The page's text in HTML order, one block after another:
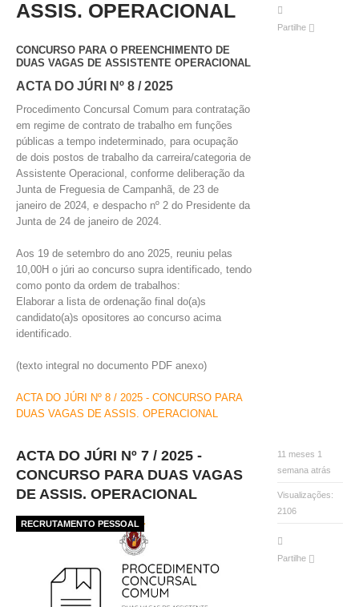
CANÍDEOS
CEMITÉRIO
RECENSEAMENTO ELEITORAL
VENDA AMBULANTE
EMPREGO (GIP)
O GABINETE
APOIO AOS DESEMPREGADOS
APOIO ÀS EMPRESAS
OFERTAS DE EMPREGO
CONTACTO E HORÁRIO GIP
CONTACTOS
ASSIS. OPERACIONAL
CONCURSO PARA O PREENCHIMENTO DE
DUAS VAGAS DE ASSISTENTE OPERACIONAL
ACTA DO JÚRI Nº 8 / 2025
Procedimento Concursal Comum para contratação
em regime de contrato de trabalho em funções
públicas a tempo indeterminado, para ocupação
de dois postos de trabalho da carreira/categoria de
Assistente Operacional, conforme deliberação da
Junta de Freguesia de Campanhã, de 23 de
janeiro de 2024, e despacho nº 2 do Presidente da
Junta de 24 de janeiro de 2024.
Aos 19 de setembro do ano 2025, reuniu pelas
10,00H o júri ao concurso supra identificado, tendo
como ponto da ordem de trabalhos:
Elaborar a lista de ordenação final do(a)s
candidato(a)s opositores ao concurso acima
identificado.
(texto integral no documento PDF anexo)
ACTA DO JÚRI Nº 8 / 2025 - CONCURSO PARA
DUAS VAGAS DE ASSIS. OPERACIONAL
Partilhe
ACTA DO JÚRI Nº 7 / 2025 -
CONCURSO PARA DUAS VAGAS
DE ASSIS. OPERACIONAL
RECRUTAMENTO PESSOAL
11 meses 1
semana atrás
Visualizações:
2106
Partilhe